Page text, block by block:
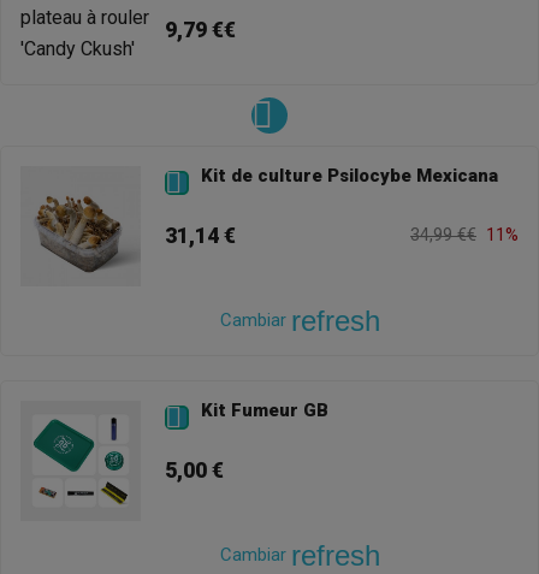
9,79 €€
 Kit de culture Psilocybe Mexicana
31,14 € 34,99 €€ 11%
Cambiar refresh
 Kit Fumeur GB
5,00 €
Cambiar refresh